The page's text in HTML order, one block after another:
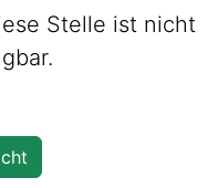
Stelle ist nicht